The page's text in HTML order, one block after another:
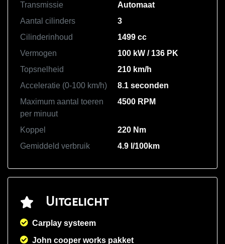
Transmissie
Automaat
Aantal cilinders
3
Cilinderinhoud
1499 cc
Vermogen
100 kW / 136 PK
Topsnelheid
210 km/h
Acceleratie (0-100 km/h)
8.1 seconden
Maximum aantal toeren
per minuut
4500 RPM
Koppel
220 Nm
Gemiddeld verbruik
4.9 l/100km
Uitgelicht
Carplay systeem
John cooper works pakket